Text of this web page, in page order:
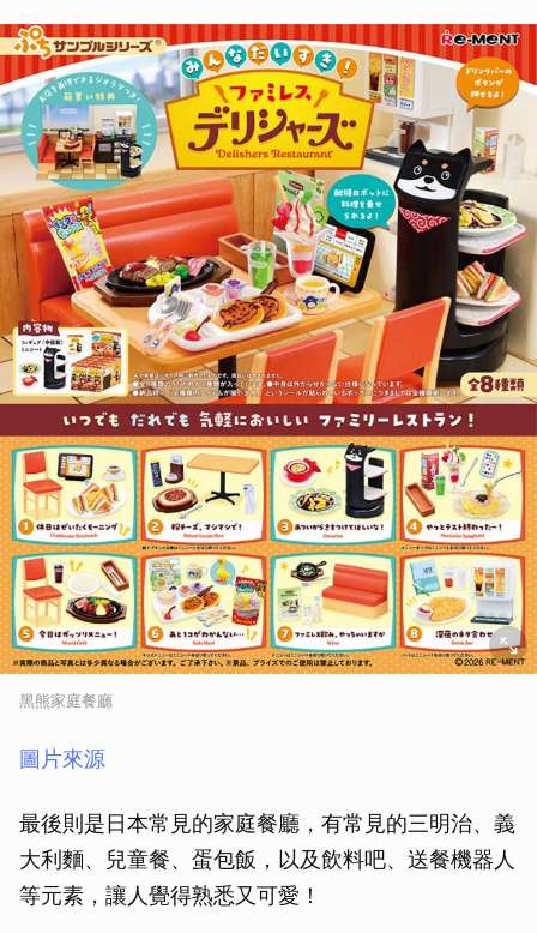
黑熊家庭餐廳
圖片來源
最後則是日本常見的家庭餐廳，有常見的三明治、義
大利麵、兒童餐、蛋包飯，以及飲料吧、送餐機器人
等元素，讓人覺得熟悉又可愛！